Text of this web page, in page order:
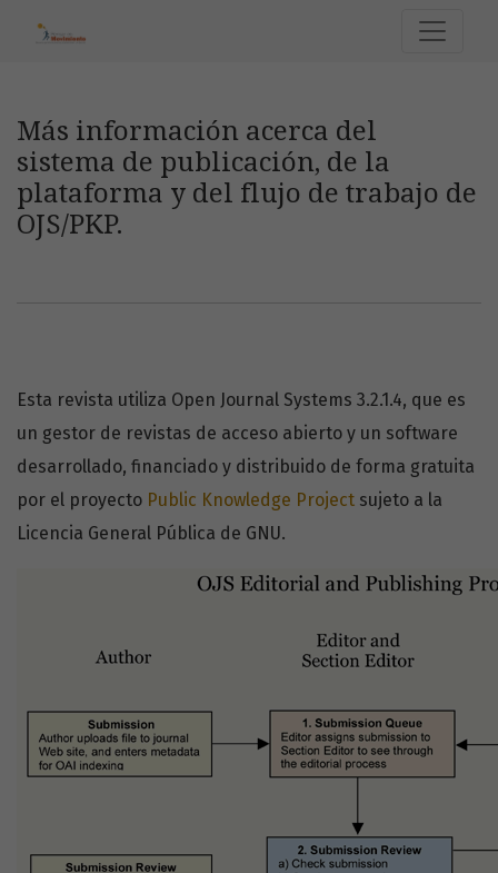
Más información acerca del
sistema de publicación, de la
plataforma y del flujo de trabajo de
OJS/PKP.
Esta revista utiliza Open Journal Systems 3.2.1.4, que es
un gestor de revistas de acceso abierto y un software
desarrollado, financiado y distribuido de forma gratuita
por el proyecto Public Knowledge Project sujeto a la
Licencia General Pública de GNU.